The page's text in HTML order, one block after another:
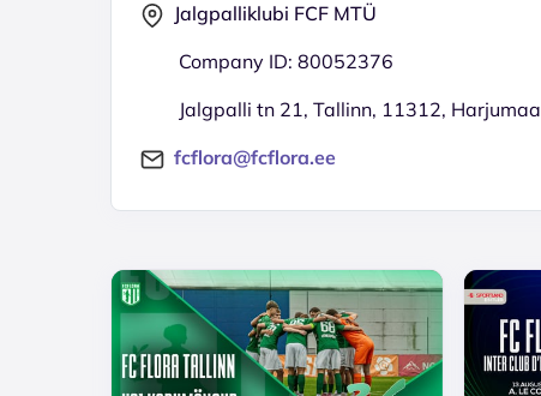
Jalgpalliklubi FCF MTÜ
Company ID: 80052376
Jalgpalli tn 21, Tallinn, 11312, Harjumaa
fcflora@fcflora.ee